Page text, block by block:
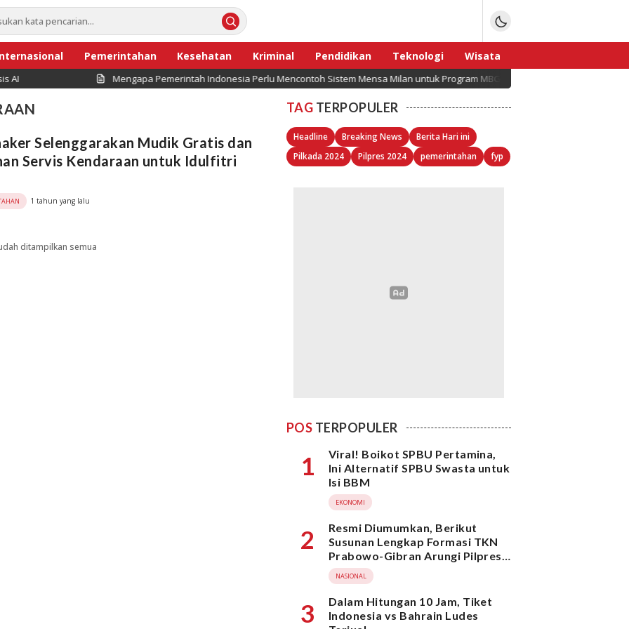
Pemerintahan Kesehatan Kriminal Pendidikan Teknologi
Wisata
Sport
Mengapa Pemerintah Indonesia Perlu Mencontoh Sistem Mensa Milan untuk Program MBG? Ini Alasannya!
Selenggarakan Mudik Gratis dan
Servis Kendaraan untuk Idulfitri
1 tahun yang lalu
ditampilkan semua
TAG TERPOPULER
Headline Breaking News
Berita Hari ini
Pilkada 2024
Pilpres 2024 pemerintahan fyp
POS TERPOPULER
1
Viral! Boikot SPBU Pertamina,
Ini Alternatif SPBU Swasta untuk
Isi BBM
EKONOMI
2
Resmi Diumumkan, Berikut
Susunan Lengkap Formasi TKN
Prabowo-Gibran Arungi Pilpres
2024, Ada Ridwan Kamil hingga
Suami Yenny Wahid
NASIONAL
3
Dalam Hitungan 10 Jam, Tiket
Indonesia vs Bahrain Ludes